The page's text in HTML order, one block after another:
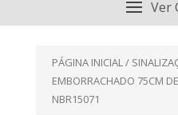
PÁGINA INICIAL /
EMBORRACHADO 75CM
NBR15071